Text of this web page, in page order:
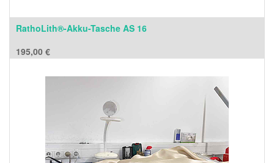
RathoLith®-Akku-Tasche AS 16
195,00 €